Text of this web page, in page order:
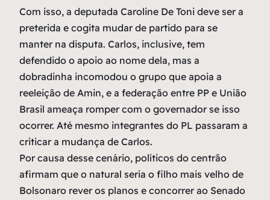
Com isso, a deputada Caroline De Toni deve ser a
preterida e cogita mudar de partido para se
manter na disputa. Carlos, inclusive, tem
defendido o apoio ao nome dela, mas a
dobradinha incomodou o grupo que apoia a
reeleição de Amin, e a federação entre PP e União
Brasil ameaça romper com o governador se isso
ocorrer. Até mesmo integrantes do PL passaram a
criticar a mudança de Carlos.
Por causa desse cenário, políticos do centrão
afirmam que o natural seria o filho mais velho de
Bolsonaro rever os planos e concorrer ao Senado